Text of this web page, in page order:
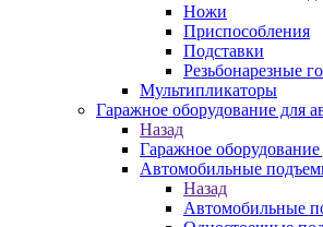
Ножи
Приспособления
Подставки
Резьбонарезные
Мультипликаторы
Гаражное оборудование для
Назад
Гаражное оборудование
Автомобильные
Назад
Автомобильные